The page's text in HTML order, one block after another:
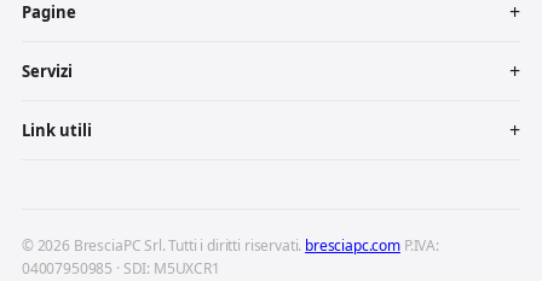
Pagine
Servizi
Link utili
© 2026 BresciaPC Srl. Tutti i diritti riservati. bresciapc.com P.IVA:
04007950985 · SDI: M5UXCR1